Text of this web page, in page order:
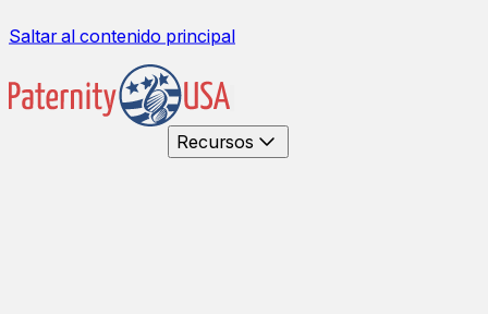
Saltar al contenido principal
Recursos